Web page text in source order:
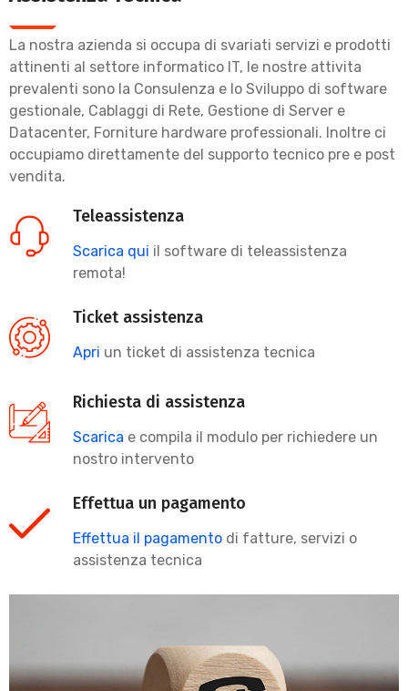
La nostra azienda si occupa di svariati servizi e prodotti
attinenti al settore informatico IT, le nostre attivita
prevalenti sono la Consulenza e lo Sviluppo di software
gestionale, Cablaggi di Rete, Gestione di Server e
Datacenter, Forniture hardware professionali. Inoltre ci
occupiamo direttamente del supporto tecnico pre e post
vendita.
Teleassistenza
Scarica qui il software di teleassistenza
remota!
Ticket assistenza
Apri un ticket di assistenza tecnica
Richiesta di assistenza
Scarica e compila il modulo per richiedere un
nostro intervento
Effettua un pagamento
Effettua il pagamento di fatture, servizi o
assistenza tecnica